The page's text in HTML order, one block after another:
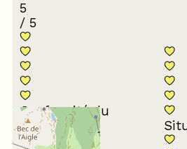
5
/ 5
Conformité du
descriptif